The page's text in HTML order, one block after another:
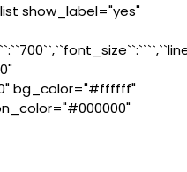
show_label="yes"
bg_color="#ffffff"